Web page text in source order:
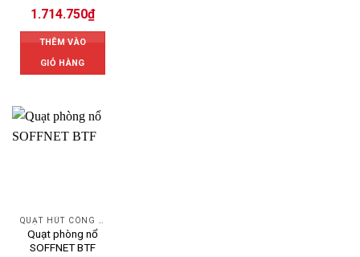
1.714.750₫
THÊM VÀO
GIỎ HÀNG
Quạt phòng nổ
SOFFNET BTF